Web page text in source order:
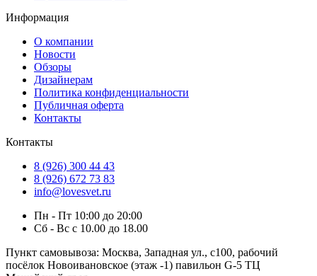
Информация
О компании
Новости
Обзоры
Дизайнерам
Политика конфиденциальности
Публичная оферта
Контакты
Контакты
8 (926) 300 44 43
8 (926) 672 73 83
info@lovesvet.ru
Пн - Пт 10:00 до 20:00
Сб - Вс с 10.00 до 18.00
Пункт самовывоза: Москва, Западная ул., с100, рабочий
посёлок Новоивановское (этаж -1) павильон G-5 ТЦ